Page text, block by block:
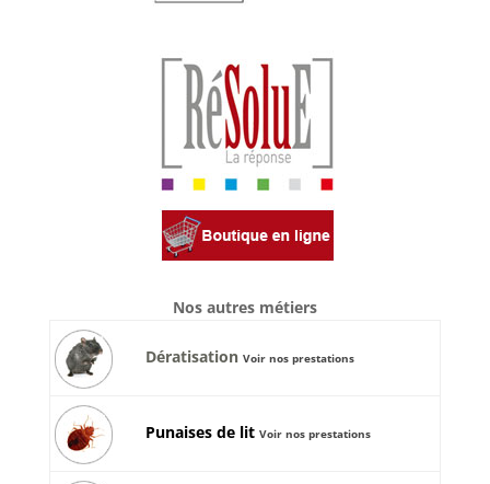
Nos autres métiers
Dératisation Voir nos prestations
Punaises de lit Voir nos prestations